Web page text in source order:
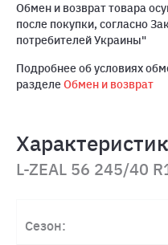
Обмен и возврат товара
после покупки, согласно
потребителей Украины"
Подробнее об условиях
разделеОбмен и возврат
L-ZEAL 56 245/40
Сезон: